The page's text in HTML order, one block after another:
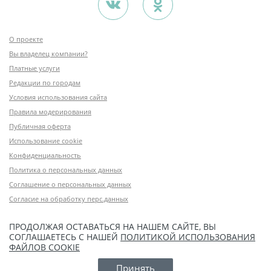
невыполнимой миссией в работе с
полуторагодовалым ребенком,
детство, атмосферу праздника и
Это лучший новогодний подарок.
Спасибо Вам, Николай, за
волшебные снимки! Это отличная
память ребенку и нам! Желаем Вам
также чтобы Ваше желание расти
иссякало, ведь жизнь-это вечное
движение вперед. Мира Вам и
добра, спасибо огромнейшее!!!
О проекте
Вы владелец компании?
Платные услуги
Редакции по городам
Условия использования сайта
Правила модерирования
Публичная оферта
Использование cookie
Конфиденциальность
Политика о персональных данных
Соглашение о персональных данных
Согласие на обработку перс.данных
ПРОДОЛЖАЯ ОСТАВАТЬСЯ НА НАШЕМ САЙТЕ, ВЫ
СОГЛАШАЕТЕСЬ С НАШЕЙ ПОЛИТИКОЙ ИСПОЛЬЗОВАНИЯ
ФАЙЛОВ COOKIE
Принять